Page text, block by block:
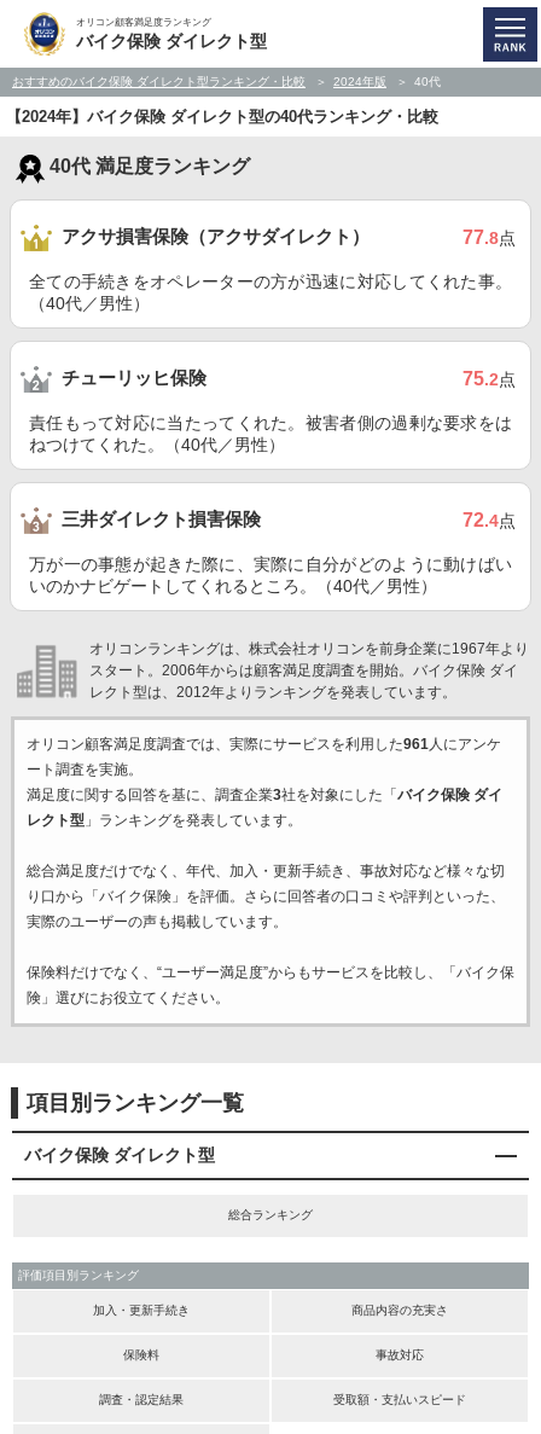
オリコン顧客満足度ランキング
バイク保険 ダイレクト型
おすすめのバイク保険 ダイレクト型ランキング・比較 2024年版 40代
【2024年】バイク保険 ダイレクト型の40代ランキング・比較
40代 満足度ランキング
アクサ損害保険（アクサダイレクト） 77.8点
全ての手続きをオペレーターの方が迅速に対応してくれた事。
（40代／男性）
チューリッヒ保険 75.2点
責任もって対応に当たってくれた。被害者側の過剰な要求をは
ねつけてくれた。（40代／男性）
三井ダイレクト損害保険 72.4点
万が一の事態が起きた際に、実際に自分がどのように動けばい
いのかナビゲートしてくれるところ。（40代／男性）
オリコンランキングは、株式会社オリコンを前身企業に1967年より
スタート。2006年からは顧客満足度調査を開始。バイク保険 ダイ
レクト型は、2012年よりランキングを発表しています。
オリコン顧客満足度調査では、実際にサービスを利用した961人にアンケ
ート調査を実施。
満足度に関する回答を基に、調査企業3社を対象にした「 バイク保険 ダイ
レクト型」ランキングを発表しています。
総合満足度だけでなく、年代、加入・更新手続き、事故対応など様々な切
り口から「バイク保険」を評価。さらに回答者の口コミや評判といった、
実際のユーザーの声も掲載しています。
保険料だけでなく、“ユーザー満足度”からもサービスを比較し、「バイク保
険」選びにお役立てください。
項目別ランキング一覧
バイク保険 ダイレクト型
総合ランキング
評価項目別ランキング
加入・更新手続き 商品内容の充実さ
保険料 事故対応
調査・認定結果 受取額・支払いスピード